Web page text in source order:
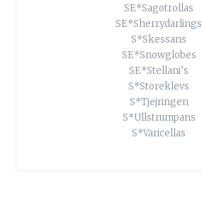
SE*Sagotrollas
SE*Sherrydarlings
S*Skessans
SE*Snowglobes
SE*Stellani’s
S*Storeklevs
S*Tjejringen
S*Ullstrumpans
S*Varicellas